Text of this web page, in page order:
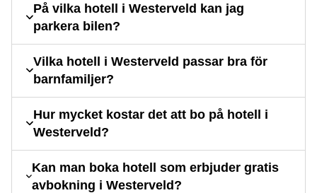
På vilka hotell i Westerveld kan jag
parkera bilen?
Vilka hotell i Westerveld passar bra för
barnfamiljer?
Hur mycket kostar det att bo på hotell i
Westerveld?
Kan man boka hotell som erbjuder gratis
avbokning i Westerveld?